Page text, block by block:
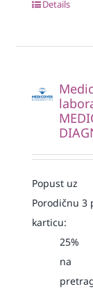
Details
Popust uz
Porodičnu 3
karticu:
25%
na